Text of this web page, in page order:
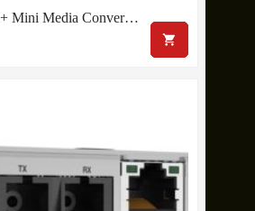
Mini Media Conver…